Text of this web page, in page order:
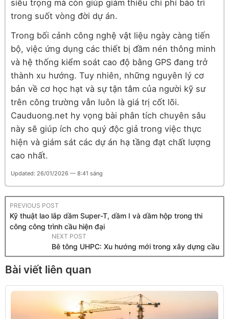
siêu trọng mà còn giúp giảm thiểu chi phí bảo trì
trong suốt vòng đời dự án.
Trong bối cảnh công nghệ vật liệu ngày càng tiến
bộ, việc ứng dụng các thiết bị đầm nén thông minh
và hệ thống kiểm soát cao độ bằng GPS đang trở
thành xu hướng. Tuy nhiên, những nguyên lý cơ
bản về cơ học hạt và sự tận tâm của người kỹ sư
trên công trường vẫn luôn là giá trị cốt lõi.
Cauduong.net hy vọng bài phân tích chuyên sâu
này sẽ giúp ích cho quý độc giả trong việc thực
hiện và giám sát các dự án hạ tầng đạt chất lượng
cao nhất.
Updated: 26/01/2026 — 8:41 sáng
PREVIOUS POST
Kỹ thuật lao lắp dầm Super-T, dầm I và dầm hộp trong thi
công công trình cầu hiện đại
NEXT POST
Bê tông UHPC: Xu hướng mới trong xây dựng cầu
Bài viết liên quan